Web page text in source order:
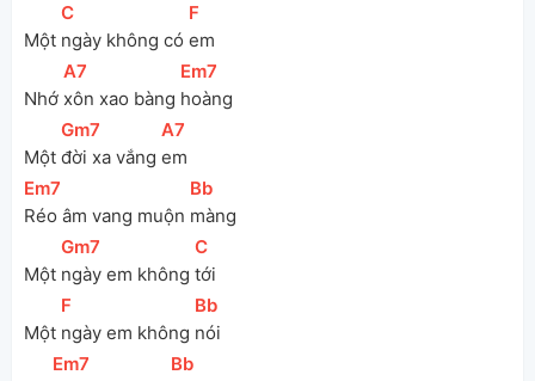
Một
[
C
ngày không có
[F
em
Nhớ
[
A7
xôn xao bàng
[Em7
hoàng
Một
[
Gm7
đời xa vắng
[
A7
em
[Em7
Réo âm vang muộn
[Bb
màng
Một
[
Gm7
ngày em không
[
C
tới
Một
[F
ngày em không
[Bb
nói
[Em7 [Bb